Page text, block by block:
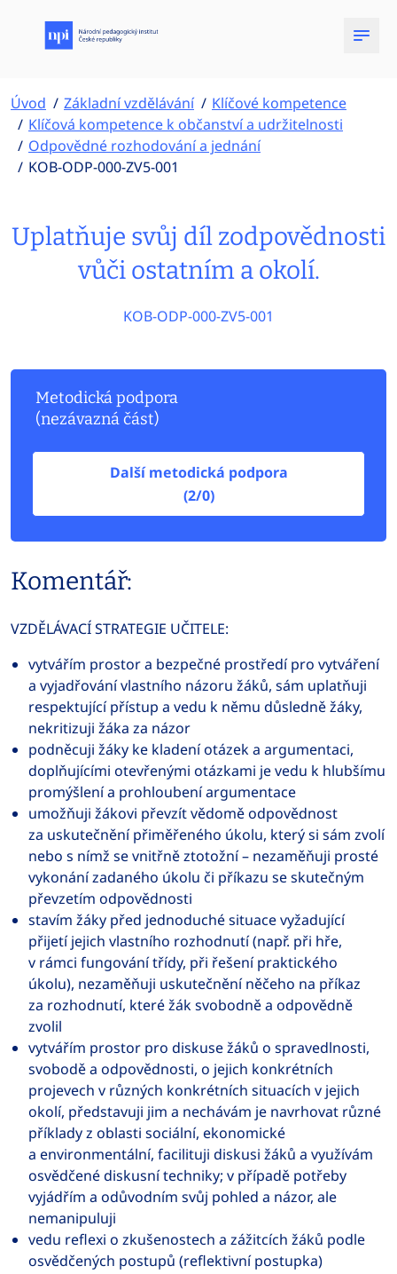
Úvod Základní vzdělávání
Klíčové kompetence
Klíčová kompetence k občanství a udržitelnosti
Odpovědné rozhodování a jednání
KOB-ODP-000-ZV5-001
Uplatňuje svůj díl zodpovědnosti
vůči ostatním a okolí.
KOB-ODP-000-ZV5-001
Metodická podpora
(nezávazná část)
Další metodická podpora
(2/0)
Komentář:
VZDĚLÁVACÍ STRATEGIE UČITELE:
vytvářím prostor a bezpečné prostředí pro vytváření
a vyjadřování vlastního názoru žáků, sám uplatňuji
respektující přístup a vedu k němu důsledně žáky,
nekritizuji žáka za názor
podněcuji žáky ke kladení otázek a argumentaci,
doplňujícími otevřenými otázkami je vedu k hlubšímu
promýšlení a prohloubení argumentace
umožňuji žákovi převzít vědomě odpovědnost
za uskutečnění přiměřeného úkolu, který si sám zvolí
nebo s nímž se vnitřně ztotožní – nezaměňuji prosté
vykonání zadaného úkolu či příkazu se skutečným
převzetím odpovědnosti
stavím žáky před jednoduché situace vyžadující
přijetí jejich vlastního rozhodnutí (např. při hře,
v rámci fungování třídy, při řešení praktického
úkolu), nezaměňuji uskutečnění něčeho na příkaz
za rozhodnutí, které žák svobodně a odpovědně
zvolil
vytvářím prostor pro diskuse žáků o spravedlnosti,
svobodě a odpovědnosti, o jejich konkrétních
projevech v různých konkrétních situacích v jejich
okolí, představuji jim a nechávám je navrhovat různé
příklady z oblasti sociální, ekonomické
a environmentální, facilituji diskusi žáků a využívám
osvědčené diskusní techniky; v případě potřeby
vyjádřím a odůvodním svůj pohled a názor, ale
nemanipuluji
vedu reflexi o zkušenostech a zážitcích žáků podle
osvědčených postupů (reflektivní postupka)